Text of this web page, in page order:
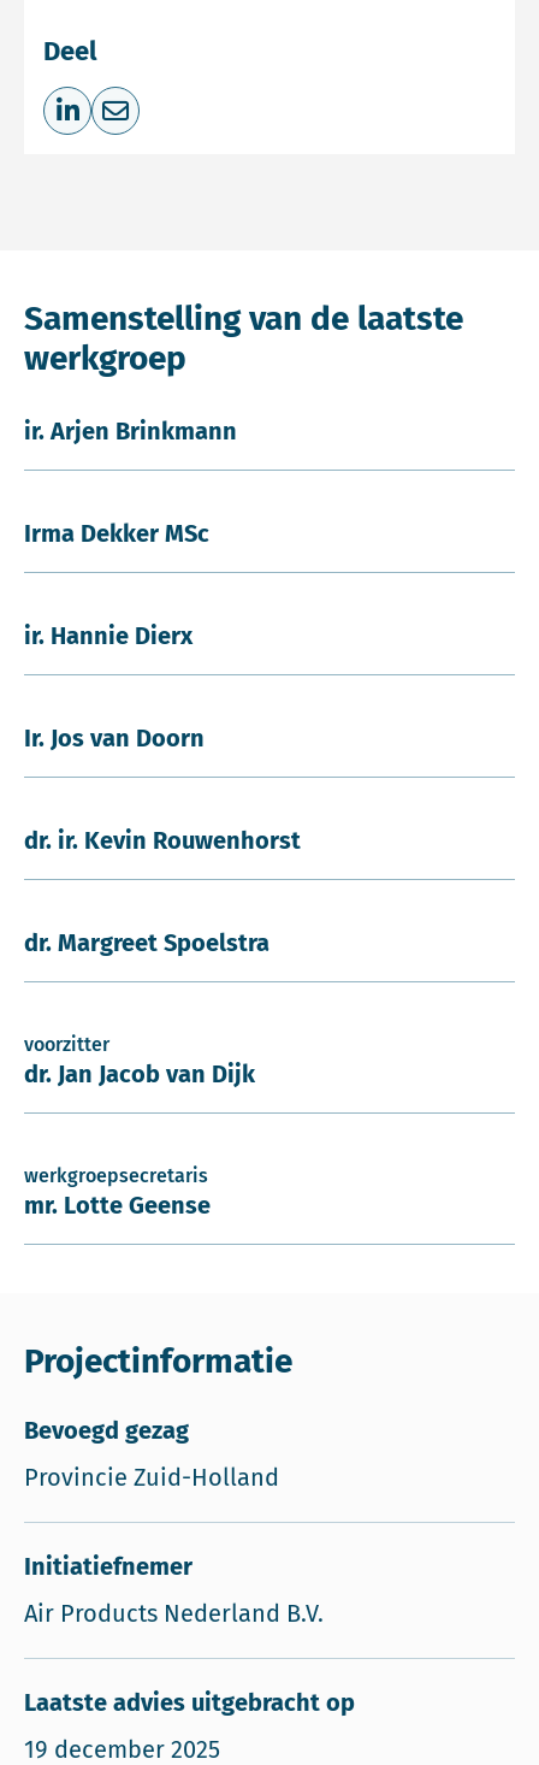
Deel
Deel op LinkedIn
Deel via e-mail
Samenstelling van de laatste
werkgroep
ir. Arjen Brinkmann
Irma Dekker MSc
ir. Hannie Dierx
Ir. Jos van Doorn
dr. ir. Kevin Rouwenhorst
dr. Margreet Spoelstra
voorzitter
dr. Jan Jacob van Dijk
werkgroepsecretaris
mr. Lotte Geense
Projectinformatie
Bevoegd gezag
Provincie Zuid-Holland
Initiatiefnemer
Air Products Nederland B.V.
Laatste advies uitgebracht op
19 december 2025